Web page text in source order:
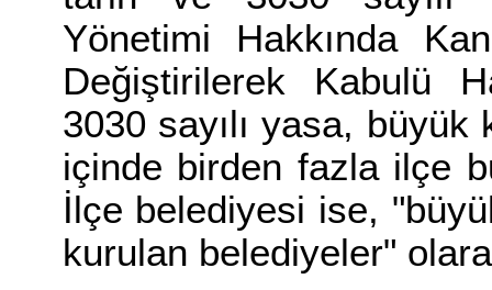
Yönetimi Hakkında
Değiştirilerek Kabulü
3030 sayılı yasa, büyük
içinde birden fazla ilçe
İlçe belediyesi ise,
kurulan belediyeler"